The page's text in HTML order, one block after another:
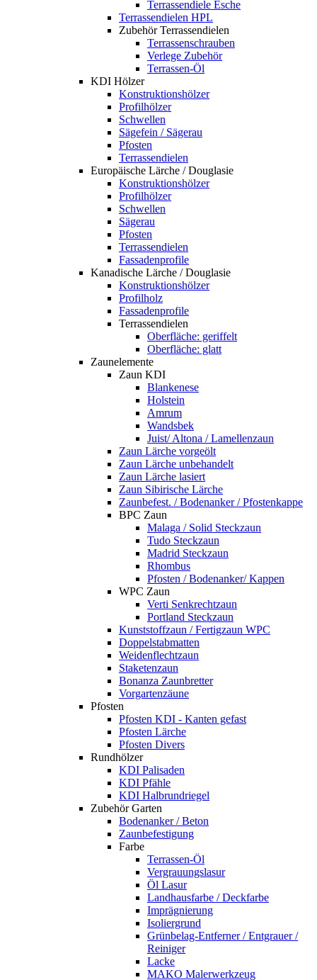
Terrassendiele Esche
Terrassendielen HPL
Zubehör Terrassendielen
Terrassenschrauben
Verlege Zubehör
Terrassen-Öl
KDI Hölzer
Konstruktionshölzer
Profilhölzer
Schwellen
Sägefein / Sägerau
Pfosten
Terrassendielen
Europäische Lärche / Douglasie
Konstruktionshölzer
Profilhölzer
Schwellen
Sägerau
Pfosten
Terrassendielen
Fassadenprofile
Kanadische Lärche / Douglasie
Konstruktionshölzer
Profilholz
Fassadenprofile
Terrassendielen
Oberfläche: geriffelt
Oberfläche: glatt
Zaunelemente
Zaun KDI
Blankenese
Holstein
Amrum
Wandsbek
Juist/ Altona / Lamellenzaun
Zaun Lärche vorgeölt
Zaun Lärche unbehandelt
Zaun Lärche lasiert
Zaun Sibirische Lärche
Zaunbefest. / Bodenanker / Pfostenkappe
BPC Zaun
Malaga / Solid Steckzaun
Tudo Steckzaun
Madrid Steckzaun
Rhombus
Pfosten / Bodenanker/ Kappen
WPC Zaun
Verti Senkrechtzaun
Portland Steckzaun
Kunststoffzaun / Fertigzaun WPC
Doppelstabmatten
Weidenflechtzaun
Staketenzaun
Bonanza Zaunbretter
Vorgartenzäune
Pfosten
Pfosten KDI - Kanten gefast
Pfosten Lärche
Pfosten Divers
Rundhölzer
KDI Palisaden
KDI Pfähle
KDI Halbrundriegel
Zubehör Garten
Bodenanker / Beton
Zaunbefestigung
Farbe
Terrassen-Öl
Vergrauungslasur
Öl Lasur
Landhausfarbe / Deckfarbe
Imprägnierung
Isoliergrund
Grünbelag-Entferner / Entgrauer /
Reiniger
Lacke
MAKO Malerwerkzeug